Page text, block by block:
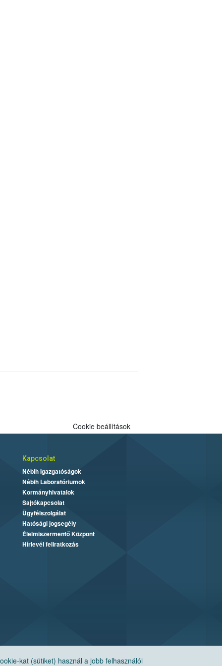
kat (sütiket) használ a jobb felhasználói
Cookie beállítások
Kapcsolat
Nébih Igazgatóságok
Nébih Laboratóriumok
Kormányhivatalok
Sajtókapcsolat
Ügyfélszolgálat
Hatósági jogsegély
Élelmiszermentő Központ
Hírlevél feliratkozás